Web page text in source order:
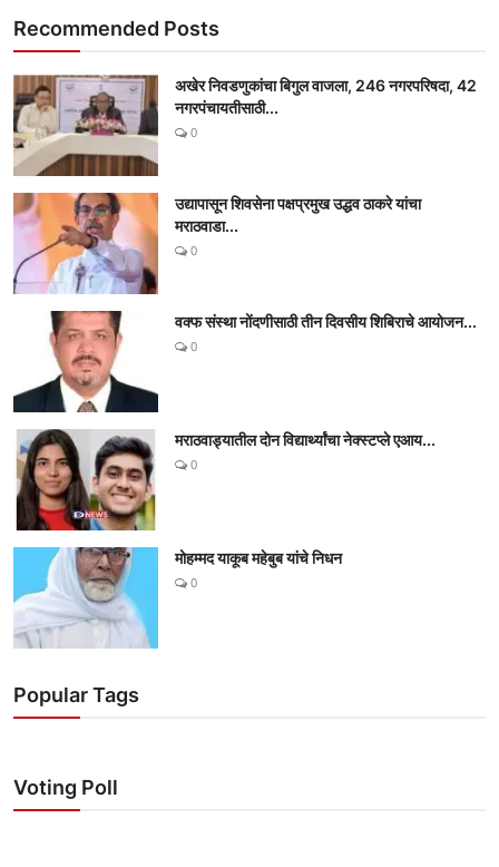
Recommended Posts
अखेर निवडणुकांचा बिगुल वाजला, 246 नगरपरिषदा, 42
नगरपंचायतीसाठी...
0
उद्यापासून शिवसेना पक्षप्रमुख उद्धव ठाकरे यांचा
मराठवाडा...
0
वक्फ संस्था नोंदणीसाठी तीन दिवसीय शिबिराचे आयोजन...
0
मराठवाड्यातील दोन विद्यार्थ्यांचा नेक्स्टप्ले एआय...
0
मोहम्मद याकूब महेबुब यांचे निधन
0
Popular Tags
Voting Poll